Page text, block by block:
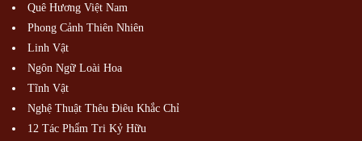
Quê Hương Việt Nam
Phong Cảnh Thiên Nhiên
Linh Vật
Ngôn Ngữ Loài Hoa
Tĩnh Vật
Nghệ Thuật Thêu Điêu Khắc Chỉ
12 Tác Phẩm Tri Kỷ Hữu